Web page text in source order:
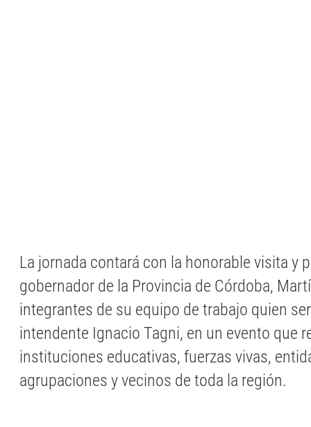
La jornada contará con la honorable visita y
gobernador de la Provincia de Córdoba,
integrantes de su equipo de trabajo quien
intendente Ignacio Tagni, en un evento que
instituciones educativas, fuerzas vivas,
agrupaciones y vecinos de toda la región.